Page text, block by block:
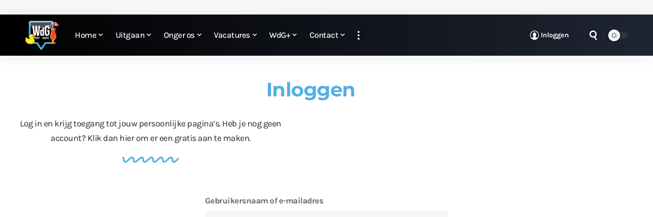
Home Uitgaan Onger os Vacatures WdG+ Contact Inloggen
Inloggen
Log in en krijg toegang tot jouw persoonlijke pagina’s. Heb je nog geen
account? Klik dan hierom er een gratis aan te maken.
Gebruikersnaam of e-mailadres